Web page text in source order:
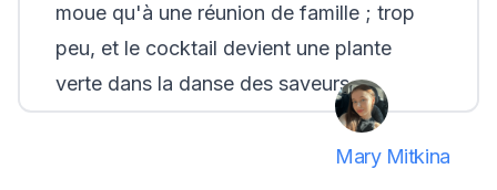
moue qu'à une réunion de famille ; trop
peu, et le cocktail devient une plante
verte dans la danse des saveurs.
Mary Mitkina